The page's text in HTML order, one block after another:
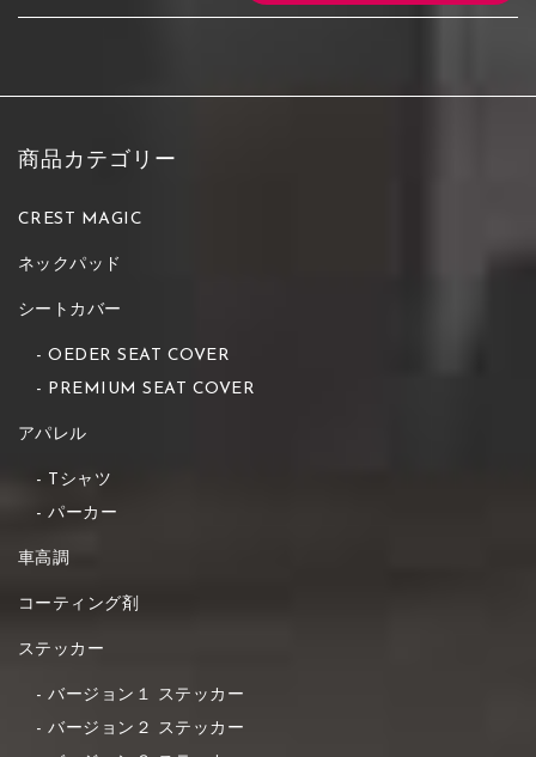
商品カテゴリー
CREST MAGIC
ネックパッド
シートカバー
OEDER SEAT COVER
PREMIUM SEAT COVER
アパレル
Tシャツ
パーカー
車高調
コーティング剤
ステッカー
バージョン１ ステッカー
バージョン２ ステッカー